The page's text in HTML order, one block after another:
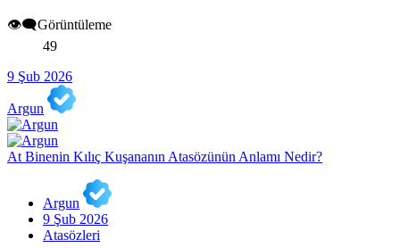
👁️‍🗨️Görüntüleme
49
9 Şub 2026
Argun
At Binenin Kılıç Kuşananın Atasözünün Anlamı Nedir?
Argun
9 Şub 2026
Atasözleri